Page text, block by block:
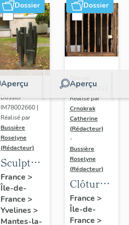
Dossier
Aperçu
Dossier
IM78002660 |
Réalisé par
Bussière
Roselyne
(Rédacteur)
Sculpture
: la
Ronde
France >
Île-de-
France >
Yvelines>
Mantes-la-
Dossier
Aperçu
IM78002711 |
Réalisé par
Crnokrak
Catherine
(Rédacteur)
-
Bussière
Roselyne
(Rédacteur)
Clôture
de
chœur
France >
Île-de-
France >